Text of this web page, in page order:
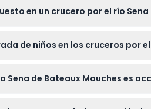
reserva en este sitio web.
en un crucero por el río
la entrada.
de niños en los cruceros por
Sena de Bateaux Mouches es